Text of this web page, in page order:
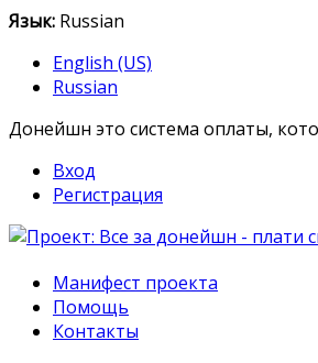
Язык: Russian
English (US)
Russian
Донейшн это система оплаты,
Вход
Регистрация
Манифест проекта
Помощь
Контакты